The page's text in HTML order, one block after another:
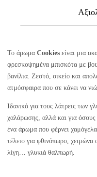
Το άρωμα Cookies είναι μια
φρεσκοψημένα μπισκότα με
βανίλια. Ζεστό, οικείο και
ατμόσφαιρα που σε κάνει να
Ιδανικό για τους λάτρεις των
χαλάρωσης, αλλά και για
ένα άρωμα που φέρνει
τέλειο για φθινόπωρο, χειμώνα
λίγη… γλυκιά θαλπωρή.